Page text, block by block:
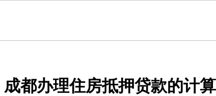
成都办理住房抵押贷款的计